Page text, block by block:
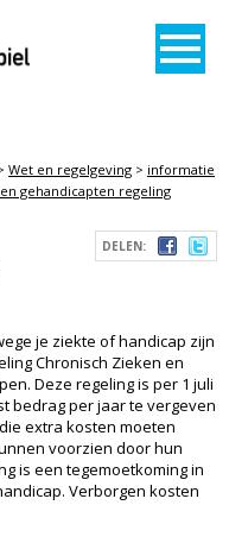
Wet en regelgeving > informatie
gehandicapten regeling
DELEN:
je ziekte of handicap zijn
Chronisch Zieken en
Deze regeling is per 1 juli
bedrag per jaar te vergeven
extra kosten moeten
voorzien door hun
is een tegemoetkoming in
Verborgen kosten